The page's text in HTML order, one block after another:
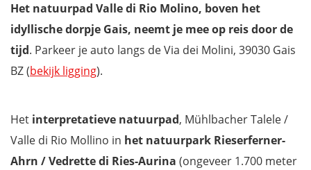
Het natuurpad Valle di Rio Molino, boven het
idyllische dorpje Gais, neemt je mee op reis door de
tijd. Parkeer je auto langs de Via dei Molini, 39030 Gais
BZ (bekijk ligging).
Het interpretatieve natuurpad, Mühlbacher Talele /
Valle di Rio Mollino in het natuurpark Rieserferner-
Ahrn / Vedrette di Ries-Aurina (ongeveer 1.700 meter